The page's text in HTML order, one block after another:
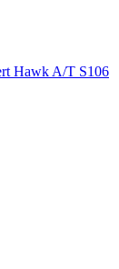
Hawk A/T S106